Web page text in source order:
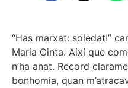
“Has marxat: soledat!”
Maria Cinta. Així que
n’ha anat. Record
bonhomia, quan